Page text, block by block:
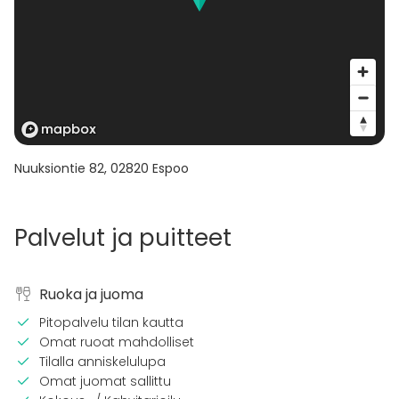
Nuuksiontie 82, 02820 Espoo
Palvelut ja puitteet
Ruoka ja juoma
Pitopalvelu tilan kautta
Omat ruoat mahdolliset
Tilalla anniskelulupa
Omat juomat sallittu